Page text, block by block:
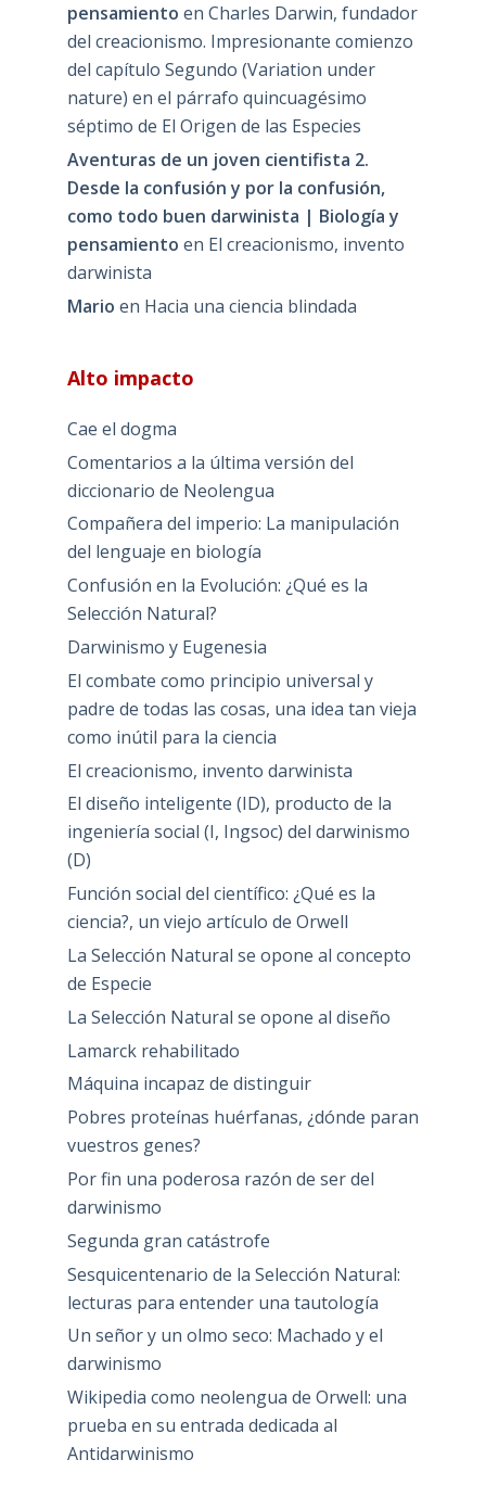
pensamiento en Charles Darwin, fundador
del creacionismo. Impresionante comienzo
del capítulo Segundo (Variation under
nature) en el párrafo quincuagésimo
séptimo de El Origen de las Especies
Aventuras de un joven cientifista 2.
Desde la confusión y por la confusión,
como todo buen darwinista | Biología y
pensamiento en El creacionismo, invento
darwinista
Mario en Hacia una ciencia blindada
Alto impacto
Cae el dogma
Comentarios a la última versión del
diccionario de Neolengua
Compañera del imperio: La manipulación
del lenguaje en biología
Confusión en la Evolución: ¿Qué es la
Selección Natural?
Darwinismo y Eugenesia
El combate como principio universal y
padre de todas las cosas, una idea tan vieja
como inútil para la ciencia
El creacionismo, invento darwinista
El diseño inteligente (ID), producto de la
ingeniería social (I, Ingsoc) del darwinismo
(D)
Función social del científico: ¿Qué es la
ciencia?, un viejo artículo de Orwell
La Selección Natural se opone al concepto
de Especie
La Selección Natural se opone al diseño
Lamarck rehabilitado
Máquina incapaz de distinguir
Pobres proteínas huérfanas, ¿dónde paran
vuestros genes?
Por fin una poderosa razón de ser del
darwinismo
Segunda gran catástrofe
Sesquicentenario de la Selección Natural:
lecturas para entender una tautología
Un señor y un olmo seco: Machado y el
darwinismo
Wikipedia como neolengua de Orwell: una
prueba en su entrada dedicada al
Antidarwinismo